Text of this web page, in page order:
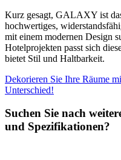
Kurz gesagt, GALAXY ist
hochwertiges,
mit einem modernen Design
Hotelprojekten passt sich
bietet Stil und Haltbarkeit.
Dekorieren Sie Ihre Räume
Unterschied!
Suchen Sie nach
und Spezifikationen?